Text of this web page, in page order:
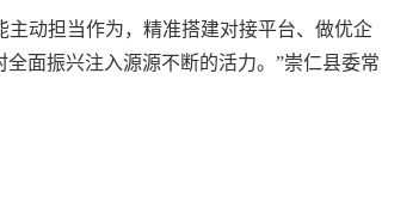
动担当作为，精准搭建对接平台、做优企
面振兴注入源源不断的活力。”崇仁县委常